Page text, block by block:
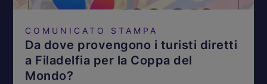
COMUNICATO STAMPA
Da dove provengono i turisti diretti
a Filadelfia per la Coppa del
Mondo?